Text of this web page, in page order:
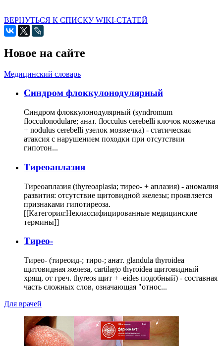
ВЕРНУТЬСЯ К СПИСКУ WIKI-СТАТЕЙ
Новое на сайте
Медицинский словарь
Cиндром флоккулонодулярный
Синдром флоккулонодулярный (syndromum
flocculonodulare; анат. flocculus cerebelli клочок мозжечка
+ nodulus cerebelli узелок мозжечка) - статическая
атаксия с нарушением походки при отсутствии
гипотон...
Тиреоаплазия
Тиреоаплазия (thyreoaplasia; тирео- + аплазия) - аномалия
развития: отсутствие щитовидной железы; проявляется
признаками гипотиреоза.
[[Категория:Неклассифицированные медицинские
термины]]
Тирео-
Тирео- (тиреоид-; тиро-; анат. glandula thyroidea
щитовидная железа, cartilago thyroidea щитовидный
хрящ, от греч. thyreos щит + -eides подобный) - составная
часть сложных слов, означающая "относ...
Для врачей